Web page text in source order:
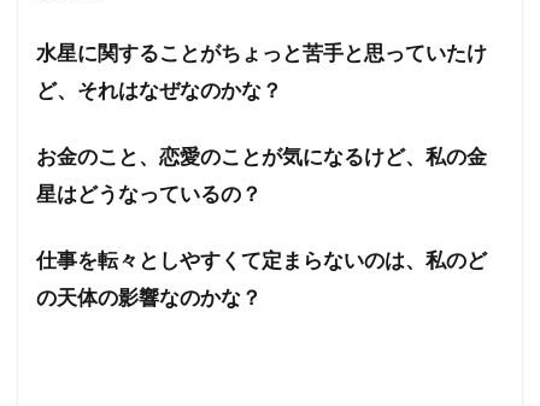
水星に関することがちょっと苦手と思っていたけ
ど、それはなぜなのかな？
お金のこと、恋愛のことが気になるけど、私の金
星はどうなっているの？
仕事を転々としやすくて定まらないのは、私のど
の天体の影響なのかな？